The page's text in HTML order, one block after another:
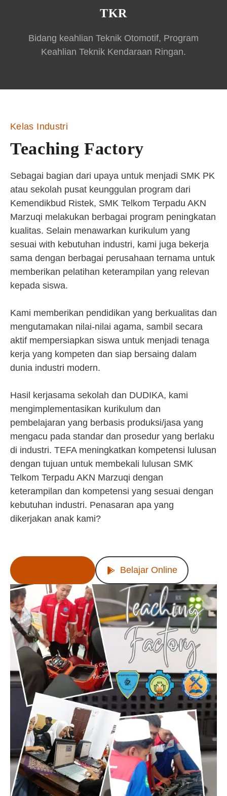
TKR
Bidang keahlian Teknik Otomotif, Program
Keahlian Teknik Kendaraan Ringan.
Kelas Industri
Teaching Factory
Sebagai bagian dari upaya untuk menjadi SMK PK
atau sekolah pusat keunggulan program dari
Kemendikbud Ristek, SMK Telkom Terpadu AKN
Marzuqi melakukan berbagai program peningkatan
kualitas. Selain menawarkan kurikulum yang
sesuai with kebutuhan industri, kami juga bekerja
sama dengan berbagai perusahaan ternama untuk
memberikan pelatihan keterampilan yang relevan
kepada siswa.
Kami memberikan pendidikan yang berkualitas dan
mengutamakan nilai-nilai agama, sambil secara
aktif mempersiapkan siswa untuk menjadi tenaga
kerja yang kompeten dan siap bersaing dalam
dunia industri modern.
Hasil kerjasama sekolah dan DUDIKA, kami
mengimplementasikan kurikulum dan
pembelajaran yang berbasis produksi/jasa yang
mengacu pada standar dan prosedur yang berlaku
di industri. TEFA meningkatkan kompetensi lulusan
dengan tujuan untuk membekali lulusan SMK
Telkom Terpadu AKN Marzuqi dengan
keterampilan dan kompetensi yang sesuai dengan
kebutuhan industri. Penasaran apa yang
dikerjakan anak kami?
Belajar Online